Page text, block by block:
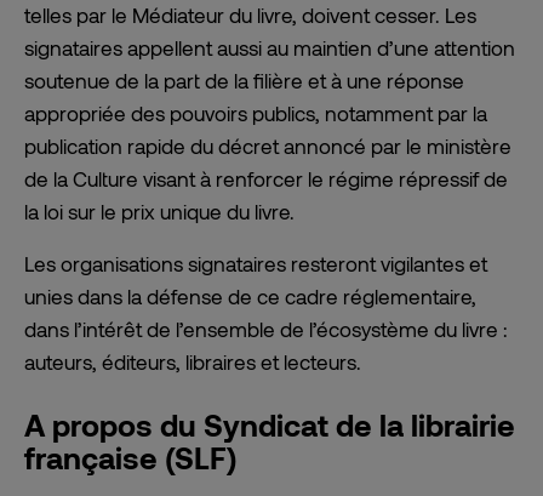
telles par le Médiateur du livre, doivent cesser. Les
signataires appellent aussi au maintien d’une attention
soutenue de la part de la filière et à une réponse
appropriée des pouvoirs publics, notamment par la
publication rapide du décret annoncé par le ministère
de la Culture visant à renforcer le régime répressif de
la loi sur le prix unique du livre.
Les organisations signataires resteront vigilantes et
unies dans la défense de ce cadre réglementaire,
dans l’intérêt de l’ensemble de l’écosystème du livre :
auteurs, éditeurs, libraires et lecteurs.
A propos du Syndicat de la librairie
française (SLF)